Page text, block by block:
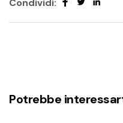
Condividi:
Potrebbe